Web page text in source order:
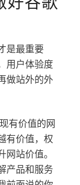
是最重要
用户体验度
做站外的外
有价值的网
有价值，权
站价值。
产品和服务